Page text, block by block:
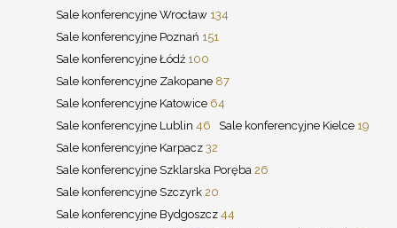
Sale konferencyjne Wrocław 134
Sale konferencyjne Poznań 151
Sale konferencyjne Łódź 100
Sale konferencyjne Zakopane 87
Sale konferencyjne Katowice 64
Sale konferencyjne Lublin 46 Sale konferencyjne Kielce 19
Sale konferencyjne Karpacz 32
Sale konferencyjne Szklarska Poręba 26
Sale konferencyjne Szczyrk 20
Sale konferencyjne Bydgoszcz 44